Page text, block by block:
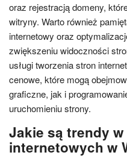
oraz rejestracją domeny,
witryny. Warto również
internetowy oraz
zwiększeniu widoczności
usługi tworzenia stron
cenowe, które mogą
graficzne, jak i
uruchomieniu strony.
Jakie są trendy
internetowych w